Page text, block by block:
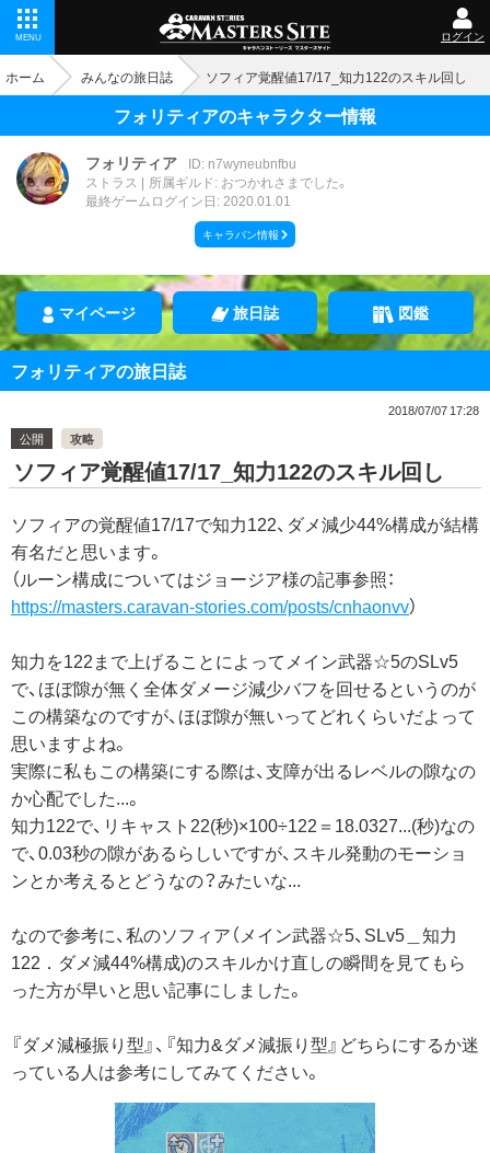
MENU ログイン
ホーム みんなの旅日誌 ソフィア覚醒値17/17_知力122のスキル回し
フォリティアのキャラクター情報
フォリティア
ID: n7wyneubnfbu
ストラス
所属ギルド: おつかれさまでした。
最終ゲームログイン日: 2020.01.01
キャラバン情報
マイページ 旅日誌 図鑑
フォリティアの旅日誌
2018/07/07 17:28
公開
攻略
ソフィア覚醒値17/17_知力122のスキル回し
ソフィアの覚醒値17/17で知力122、ダメ減少44%構成が結構
有名だと思います。
（ルーン構成についてはジョージア様の記事参照：
https://masters.caravan-stories.com/posts/cnhaonvv）
知力を122まで上げることによってメイン武器☆5のSLv5
で、ほぼ隙が無く全体ダメージ減少バフを回せるというのが
この構築なのですが、ほぼ隙が無いってどれくらいだよって
思いますよね。
実際に私もこの構築にする際は、支障が出るレベルの隙なの
か心配でした...。
知力122で、リキャスト22(秒)×100÷122＝18.0327...(秒)なの
で、0.03秒の隙があるらしいですが、スキル発動のモーショ
ンとか考えるとどうなの？みたいな...
なので参考に、私のソフィア（メイン武器☆5、SLv5＿知力
122．ダメ減44%構成)のスキルかけ直しの瞬間を見てもら
った方が早いと思い記事にしました。
『ダメ減極振り型』、『知力&ダメ減振り型』どちらにするか迷
っている人は参考にしてみてください。